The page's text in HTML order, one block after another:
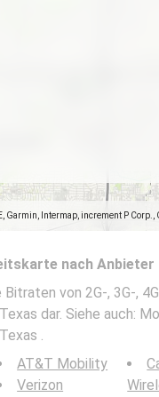
Garmin, Intermap, increment P Corp.,
nach Anbieter
von 2G-, 3G-,
dar. Siehe auch:
.
AT&T Mobility
Verizon